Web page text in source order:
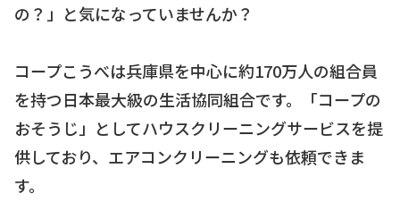
の？」と気になっていませんか？
コープこうべは兵庫県を中心に約170万人の組合員
を持つ日本最大級の生活協同組合です。「コープの
おそうじ」としてハウスクリーニングサービスを提
供しており、エアコンクリーニングも依頼できま
す。